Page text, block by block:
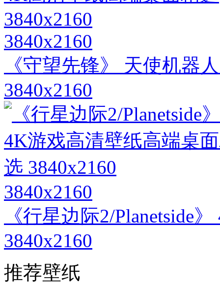
3840x2160
《守望先锋》 天使机器
3840x2160
3840x2160
《行星边际2/Planetside
3840x2160
推荐壁纸